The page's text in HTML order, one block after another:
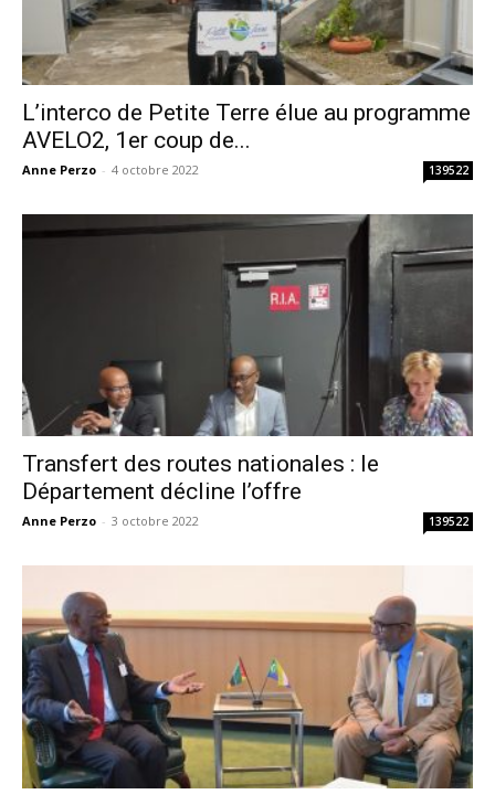
L’interco de Petite Terre élue au programme
AVELO2, 1er coup de...
Anne Perzo - 4 octobre 2022 139522
Transfert des routes nationales : le
Département décline l’offre
Anne Perzo - 3 octobre 2022 139522